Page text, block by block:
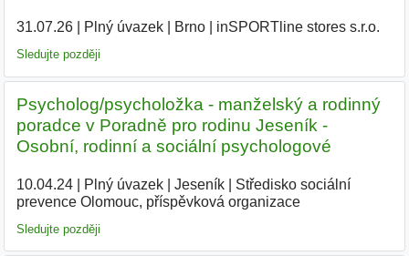
31.07.26| Plný úvazek| Brno| inSPORTline stores s.r.o.
Sledujte později
Psycholog/psycholožka - manželský a rodinný
poradce v Poradně pro rodinu Jeseník -
Osobní, rodinní a sociální psychologové
10.04.24| Plný úvazek| Jeseník|
Středisko sociální
prevence Olomouc, příspěvková organizace|
Sledujte později